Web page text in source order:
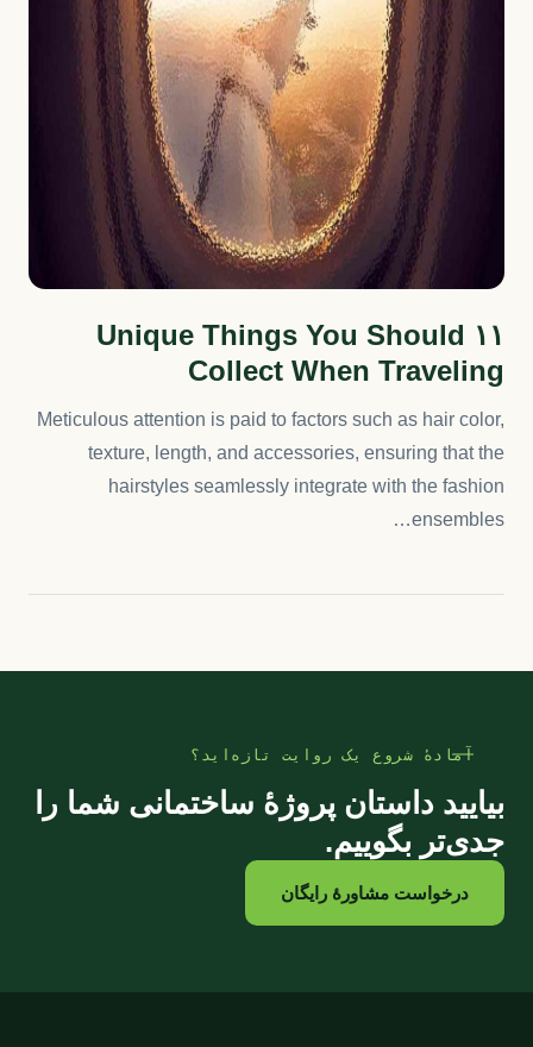
۱۱ Unique Things You Should
Collect When Traveling
Meticulous attention is paid to factors such as hair color,
texture, length, and accessories, ensuring that the
hairstyles seamlessly integrate with the fashion
ensembles…
آمادهٔ شروع یک روایت تازه‌اید؟
بیایید داستان پروژهٔ ساختمانی شما را
جدی‌تر بگوییم.
درخواست مشاورهٔ رایگان